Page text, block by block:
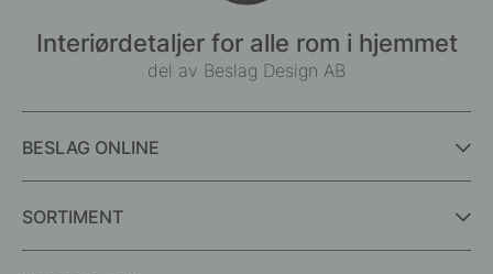
Interiørdetaljer for alle rom i hjemmet
del av Beslag Design AB
BESLAG ONLINE
SORTIMENT